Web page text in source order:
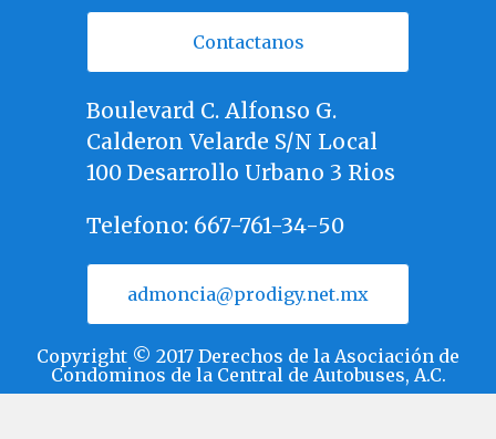
Contactanos
Boulevard C. Alfonso G.
Calderon Velarde S/N Local
100 Desarrollo Urbano 3 Rios
Telefono: 667-761-34-50
admoncia@prodigy.net.mx
Copyright © 2017 Derechos de la Asociación de
Condominos de la Central de Autobuses, A.C.